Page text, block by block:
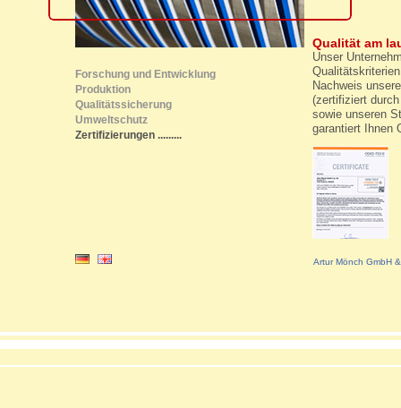
Forschung und Entwicklung
Produktion
Qualitätssicherung
Umweltschutz
Zertifizierungen .........
Qualität am
Unser
Nachweis
(zertifiziert
sowie unseren
garantiert Ihnen
Artur Mönch GmbH